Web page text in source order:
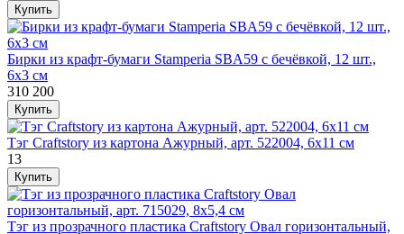
Бирки из крафт-бумаги Stamperia SBA59 с бечёвкой, 12 шт.,
6х3 см
310 200
Тэг Craftstory из картона Ажурный, арт. 522004, 6х11 см
13
Тэг из прозрачного пластика Craftstory Овал горизонтальный,